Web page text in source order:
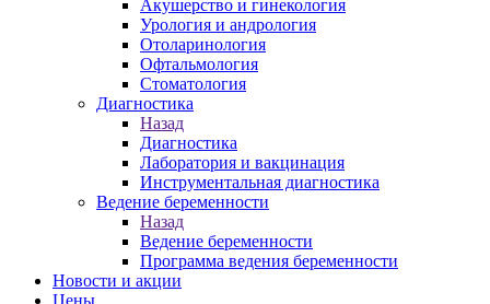
Акушерство и гинекология
Урология и андрология
Отоларинология
Офтальмология
Стоматология
Диагностика
Назад
Диагностика
Лаборатория и вакцинация
Инструментальная диагностика
Ведение беременности
Назад
Ведение беременности
Программа ведения беременности
Новости и акции
Цены